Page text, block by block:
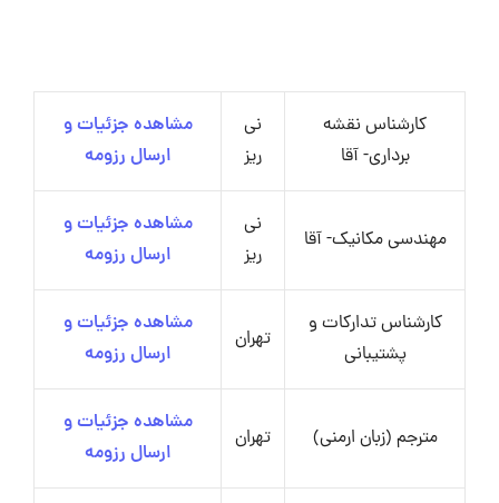
کارشناس نقشه
برداری- آقا
نی
ریز
مشاهده جزئیات و
ارسال رزومه
مهندسی مکانیک- آقا
نی
ریز
مشاهده جزئیات و
ارسال رزومه
کارشناس تدارکات و
پشتیبانی
تهران
مشاهده جزئیات و
ارسال رزومه
مترجم (زبان ارمنی) تهران
مشاهده جزئیات و
ارسال رزومه